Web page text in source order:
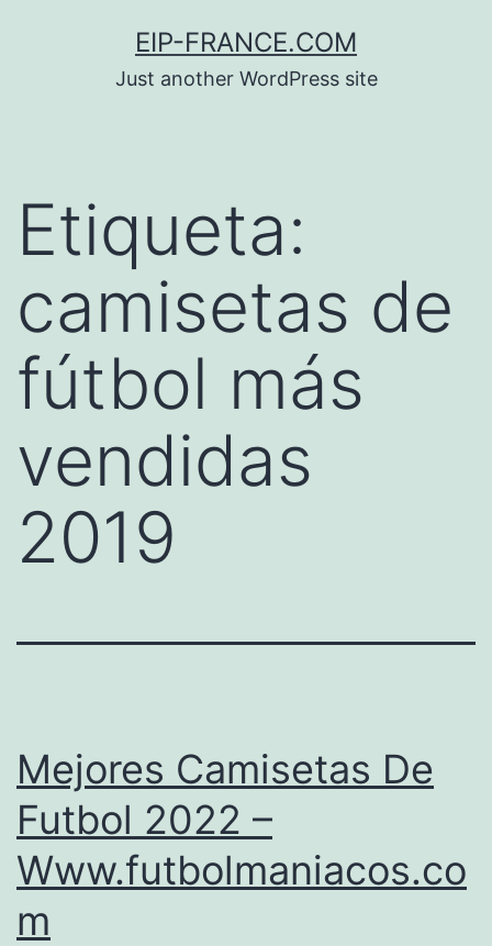
EIP-FRANCE.COM
Just another WordPress site
Etiqueta:
camisetas de
fútbol más
vendidas
2019
Mejores Camisetas De
Futbol 2022 –
Www.futbolmaniacos.co
m